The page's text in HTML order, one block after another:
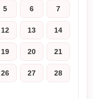
5 6 7
12 13 14
19 20 21
26 27 28